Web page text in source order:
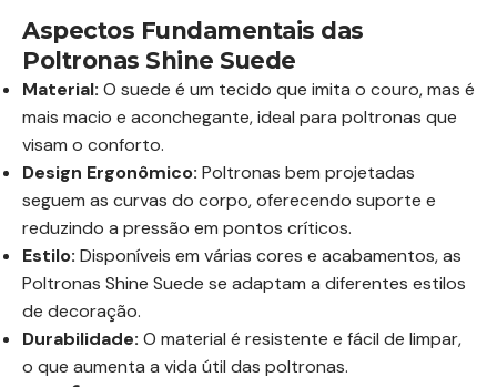
Aspectos Fundamentais das
Poltronas Shine Suede
Material: O suede é um tecido que imita o couro, mas é
mais macio e aconchegante, ideal para poltronas que
visam o conforto.
Design Ergonômico: Poltronas bem projetadas
seguem as curvas do corpo, oferecendo suporte e
reduzindo a pressão em pontos críticos.
Estilo: Disponíveis em várias cores e acabamentos, as
Poltronas Shine Suede se adaptam a diferentes estilos
de decoração.
Durabilidade: O material é resistente e fácil de limpar,
o que aumenta a vida útil das poltronas.